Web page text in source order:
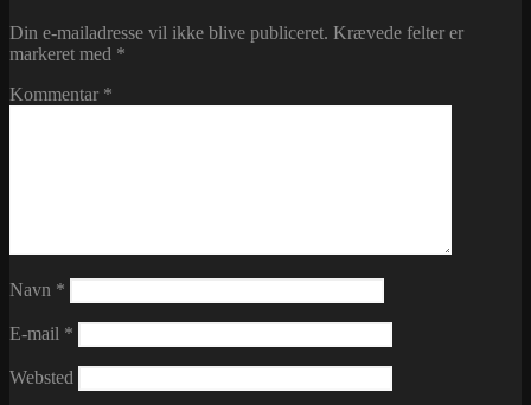
Din e-mailadresse vil ikke blive publiceret. Krævede felter er
markeret med *
Kommentar *
Navn *
E-mail *
Websted